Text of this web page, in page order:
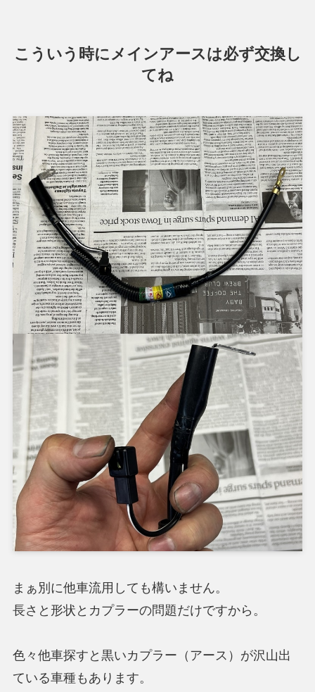
こういう時にメインアースは必ず交換し
てね
まぁ別に他車流用しても構いません。
長さと形状とカプラーの問題だけですから。
色々他車探すと黒いカプラー（アース）が沢山出
ている車種もあります。